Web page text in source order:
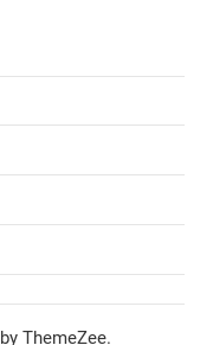
ThemeZee.